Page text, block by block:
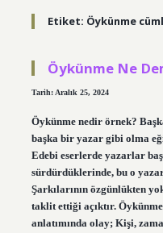
Etiket: Öykünme
Öykünme Ne
Tarih: Aralık 25, 2024
Öykünme nedir örnek?
başka bir yazar gibi olma
Edebi eserlerde yazarlar
sürdürdüklerinde, bu o
Şarkılarının özgünlükten
taklit ettiği açıktır.
anlatımında olay; Kişi,